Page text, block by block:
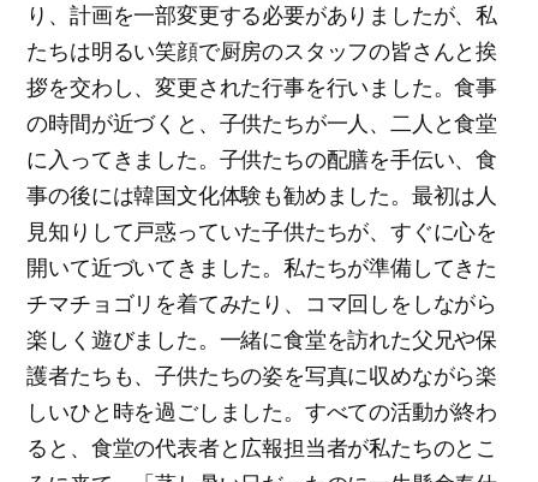
り、計画を一部変更する必要がありましたが、私
たちは明るい笑顔で厨房のスタッフの皆さんと挨
拶を交わし、変更された行事を行いました。食事
の時間が近づくと、子供たちが一人、二人と食堂
に入ってきました。子供たちの配膳を手伝い、食
事の後には韓国文化体験も勧めました。最初は人
見知りして戸惑っていた子供たちが、すぐに心を
開いて近づいてきました。私たちが準備してきた
チマチョゴリを着てみたり、コマ回しをしながら
楽しく遊びました。一緒に食堂を訪れた父兄や保
護者たちも、子供たちの姿を写真に収めながら楽
しいひと時を過ごしました。すべての活動が終わ
ると、食堂の代表者と広報担当者が私たちのとこ